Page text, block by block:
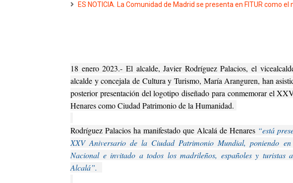
ES NOTICIA. La Comunidad de Madrid se presenta en FITUR como
18 enero 2023.- El alcalde, Javier Rodríguez Palacios, el
alcalde y concejala de Cultura y Turismo, María Aranguren, han
posterior presentación del logotipo diseñado para conmemorar el
Henares como Ciudad Patrimonio de la Humanidad.
Rodríguez Palacios ha manifestado que Alcalá de Henares “está
XXV Aniversario de la Ciudad Patrimonio Mundial, poniendo
Nacional e invitado a todos los madrileños, españoles y turistas
Alcalá”.